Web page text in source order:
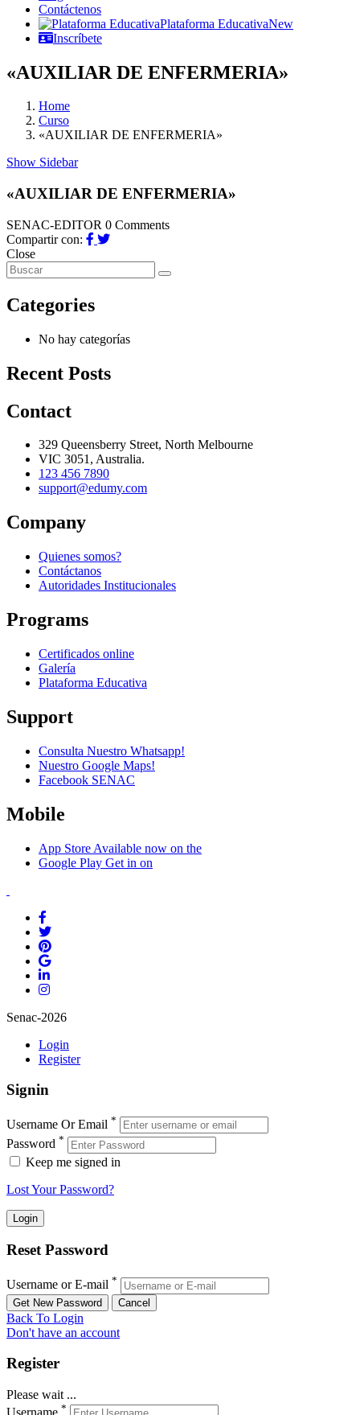
Contáctenos
Plataforma EducativaNew
Inscríbete
«AUXILIAR DE ENFERMERIA»
Home
Curso
«AUXILIAR DE ENFERMERIA»
Show Sidebar
«AUXILIAR DE ENFERMERIA»
SENAC-EDITOR 0 Comments
Compartir con:
Close
Categories
No hay categorías
Recent Posts
Contact
329 Queensberry Street, North Melbourne
VIC 3051, Australia.
123 456 7890
support@edumy.com
Company
Quienes somos?
Contáctanos
Autoridades Institucionales
Programs
Certificados online
Galería
Plataforma Educativa
Support
Consulta Nuestro Whatsapp!
Nuestro Google Maps!
Facebook SENAC
Mobile
App Store Available now on the
Google Play Get in on
Senac-2026
Login
Register
Signin
Username Or Email *
Password *
Keep me signed in
Lost Your Password?
Reset Password
Username or E-mail *
Back To Login
Don't have an account
Register
Please wait ...
*